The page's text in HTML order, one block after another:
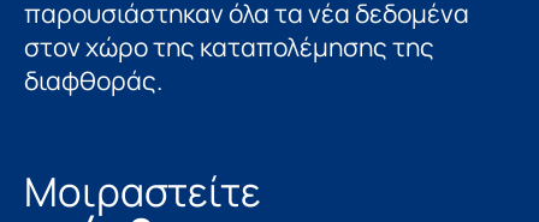
παρουσιάστηκαν όλα τα νέα δεδομένα
στον χώρο της καταπολέμησης της
διαφθοράς.
Μοιραστείτε